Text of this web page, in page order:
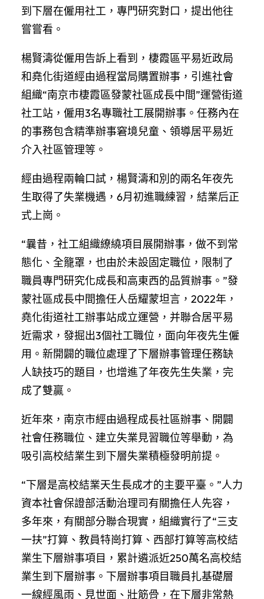
到下層在僱用社工，專門研究對口，提出他往
嘗嘗看。
楊賢濤從僱用告訴上看到，棲霞區平易近政局
和堯化街道經由過程當局購置辦事，引進社會
組織“南京市棲霞區發蒙社區成長中間”運營街道
社工站，僱用3名專職社工展開辦事。任務內在
的事務包含精準辦事窘境兒童、領導居平易近
介入社區管理等。
經由過程兩輪口試，楊賢濤和別的兩名年夜先
生取得了失業機遇，6月初進職練習，結業后正
式上崗。
“曩昔，社工組織繚繞項目展開辦事，做不到常
態化、全籠罩，也由於未設固定職位，限制了
職員專門研究化成長和高東西的品質辦事。”發
蒙社區成長中間擔任人岳耀蒙坦言，2022年，
堯化街道社工辦事站成立運營，并聯合居平易
近需求，發掘出3個社工職位，面向年夜先生僱
用。新開闢的職位處理了下層辦事管理任務缺
人缺技巧的題目，也增進了年夜先生失業，完
成了雙贏。
近年來，南京市經由過程成長社區辦事、開闢
社會任務職位、建立失業見習職位等舉動，為
吸引高校結業生到下層失業積極發明前提。
“下層是高校結業天生長成才的主要平臺。”人力
資本社會保證部活動治理司有關擔任人先容，
多年來，有關部分聯合現實，組織實行了“三支
一扶”打算、教員特崗打算、西部打算等高校結
業生下層辦事項目，累計遴派近250萬名高校結
業生到下層辦事。下層辦事項目職員扎基礎層
一線經風雨、見世面、壯筋骨，在下層非常熱